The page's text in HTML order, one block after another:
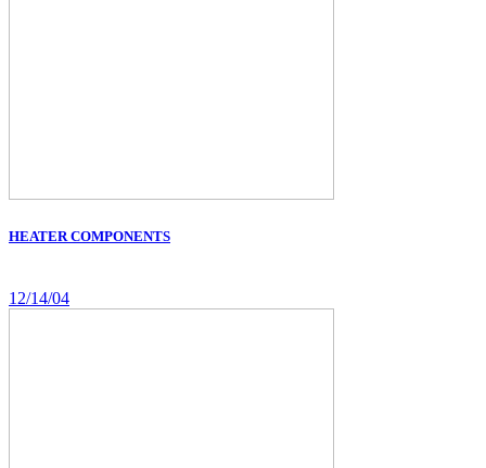
HEATER COMPONENTS
12/14/04